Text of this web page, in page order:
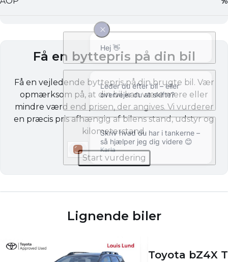
Få en byttepris på din bil
Få en vejledende byttepris på din brugte bil. Vær
opmærksom på, at din bil kan være mere eller
mindre værd end prisen, der angives. Vi vurderer
en præcis pris afhængig af bilens stand, udstyr og
kilometerstand.
Start vurdering
Lignende biler
Toyota bZ4X